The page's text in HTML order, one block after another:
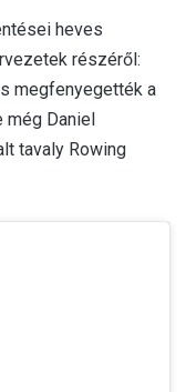
heves
részéről:
megfenyegették a
Daniel
tavaly Rowing